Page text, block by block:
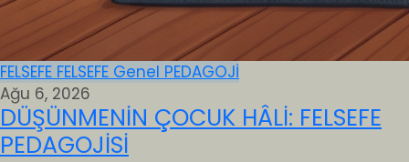
FELSEFE FELSEFE Genel PEDAGOJİ
Ağu 6, 2026
DÜŞÜNMENİN ÇOCUK HÂLİ: FELSEFE
PEDAGOJİSİ